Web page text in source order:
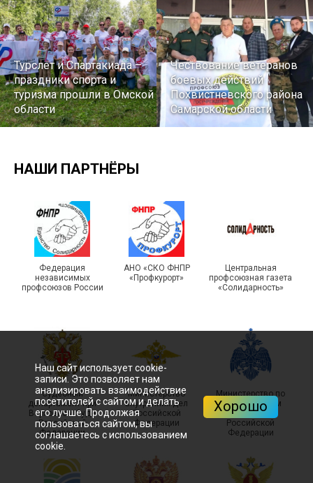
Турслет и Спартакиада –
праздники спорта и
туризма прошли в Омской
области
Чествование ветеранов
боевых действий
Похвистневского района
Самарской области
Подписано соглашение с
ГУ ФССП по Самарской
области
Единство традиций и сила
духа
29 первичных
профсоюзных
организаций ГУФСИН
России по Пермскому
краю приняли участие в
туристическом слете
215-й юбилей
государственной
Республике Саха (Якутия)
НАШИ ПАРТНЁРЫ
Федерация
независимых
профсоюзов России
АНО «СКО ФНПР
«Профкурорт»
Центральная
профсоюзная газета
«Солидарность»
Судебный
департамент при
Верховном Суде
Российской
Федерации
Министерство
внутренних дел
Российской
Федерации
Министерство по
чрезвычайным
ситуациям
Российской
Федерации
Наш сайт использует cookie-
записи. Это позволяет нам
анализировать взаимодействие
посетителей с сайтом и делать
его лучше. Продолжая
пользоваться сайтом, вы
соглашаетесь с использованием
cookie.
Хорошо